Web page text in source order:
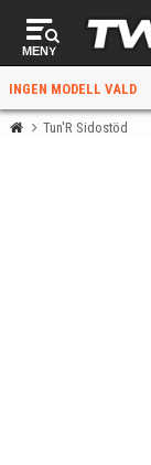
MENY
INGEN MODELL VALD
VÄLJ
När du valt
Tun'R Sidostöd